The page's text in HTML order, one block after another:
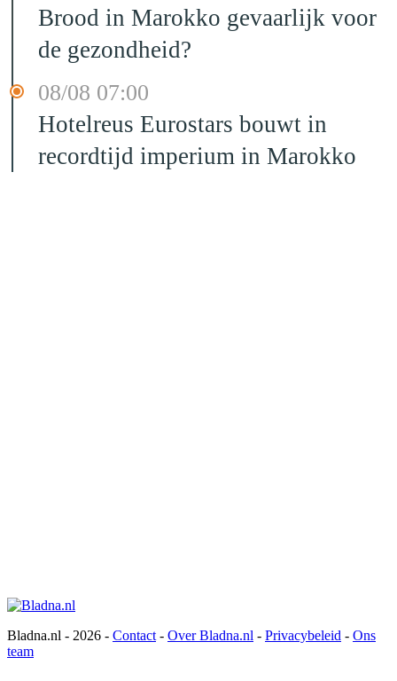
Brood in Marokko gevaarlijk voor
de gezondheid?
08/08 07:00
Hotelreus Eurostars bouwt in
recordtijd imperium in Marokko
Bladna.nl - 2026 - Contact - Over Bladna.nl - Privacybeleid - Ons
team